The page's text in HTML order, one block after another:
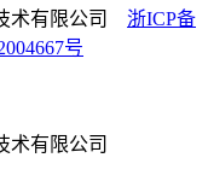
术有限公司 浙ICP备
号
术有限公司